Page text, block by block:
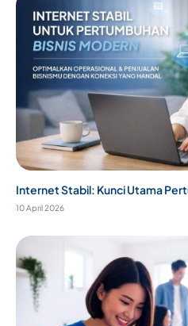
Internet Stabil: Kunci Utama
10 April 2026